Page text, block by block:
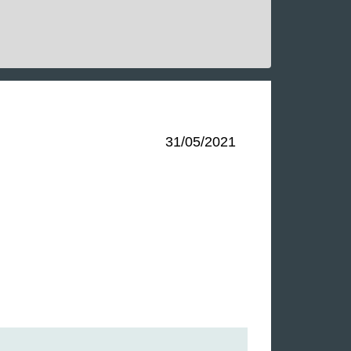
31/05/2021